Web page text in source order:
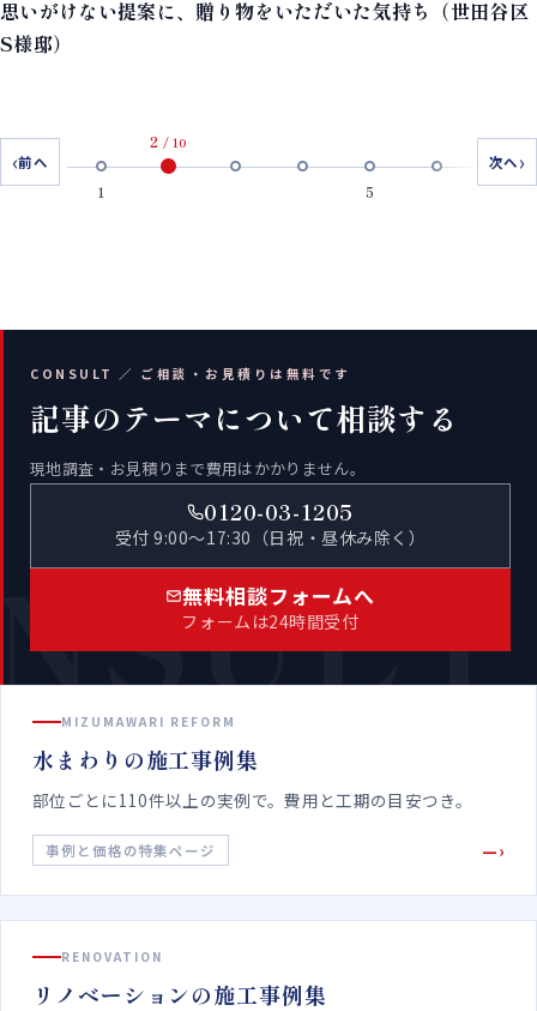
思いがけない提案に、贈り物をいただいた気持ち（世田谷区
S様邸）
‹前へ
1
2 / 10
5
次へ›
CONSULT ／ ご相談・お見積りは無料です
記事のテーマについて相談する
現地調査・お見積りまで費用はかかりません。
0120-03-1205
受付 9:00〜17:30（日祝・昼休み除く）
無料相談フォームへ
フォームは24時間受付
MIZUMAWARI REFORM
水まわりの施工事例集
部位ごとに110件以上の実例で。費用と工期の目安つき。
事例と価格の特集ページ —›
RENOVATION
リノベーションの施工事例集